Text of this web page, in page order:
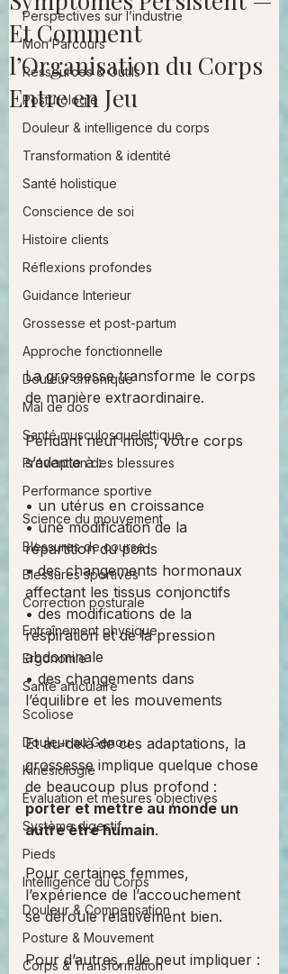
Perspectives sur l’industrie
Mon Parcours
Ressources & Outils
Posturologie
Douleur & intelligence du corps
Transformation & identité
Santé holistique
Conscience de soi
Histoire clients
Réflexions profondes
Guidance Interieur
Grossesse et post-partum
Approche fonctionnelle
Douleur chronique
Mal de dos
Santé musculosquelettique
Prévention des blessures
Performance sportive
Science du mouvement
Blessures de course
Blessures sportives
Correction posturale
Entraînement physique
Ergonomie
Santé articulaire
Scoliose
Douleur au Genou
Kinésiologie
Évaluation et mesures objectives
Système digestif
Pieds
Intelligence du Corps
Douleur & Compensation
Posture & Mouvement
Corps & Transformation
Et Comment
l’Organisation du Corps
Entre en Jeu
La grossesse transforme le corps
de manière extraordinaire.
Pendant neuf mois, votre corps
s’adapte à :
• un utérus en croissance
• une modification de la
répartition du poids
• des changements hormonaux
affectant les tissus conjonctifs
• des modifications de la
respiration et de la pression
abdominale
• des changements dans
l’équilibre et les mouvements
Et au-delà de ces adaptations, la
grossesse implique quelque chose
de beaucoup plus profond :
porter et mettre au monde un
autre être humain.
Pour certaines femmes,
l’expérience de l’accouchement
se déroule relativement bien.
Pour d’autres, elle peut impliquer :